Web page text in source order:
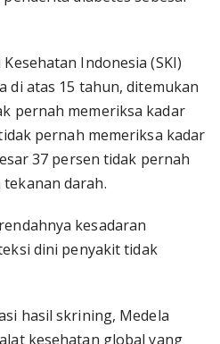
Indonesia (SKI)
di atas 15 tahun, ditemukan
pernah memeriksa kadar
pernah memeriksa kadar
37 persen tidak pernah
darah.
kesadaran
dini penyakit tidak
hasil skrining, Medela
kesehatan global yang